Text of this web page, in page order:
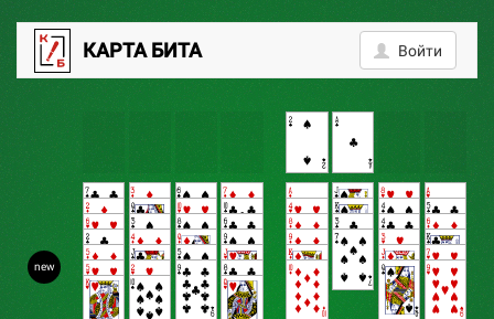
Войти
КАРТА БИТА
3
new